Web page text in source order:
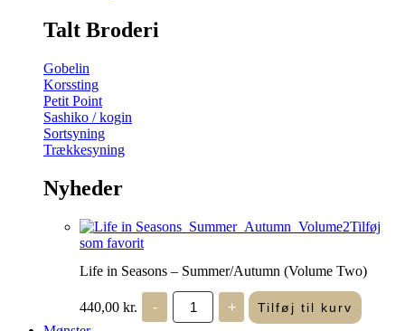
Talt Broderi
Gobelin
Korssting
Petit Point
Sashiko / kogin
Sortsyning
Trækkesyning
Nyheder
Tilføj
som favorit
Life in Seasons – Summer/Autumn (Volume Two)
440,00 kr. -
Life
Seasons
+ Tilføj til kurv